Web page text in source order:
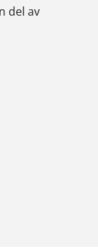
del av